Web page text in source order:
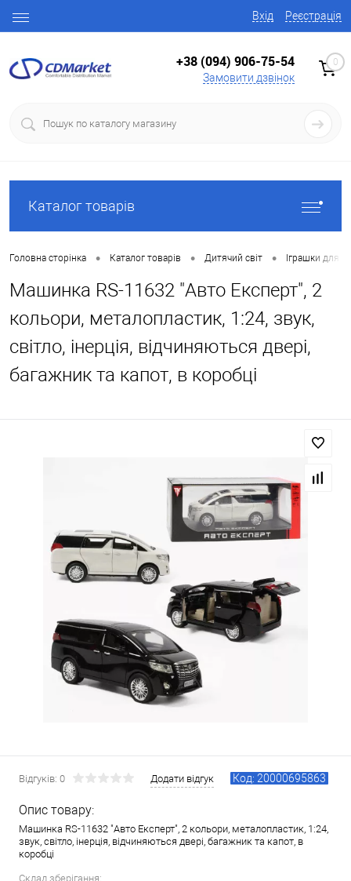
Вхід Реєстрація
+38 (094) 906-75-54
Замовити дзвінок
0
Каталог товарів
Головна сторінка • Каталог товарів • Дитячий світ • Іграшки для
Машинка RS-11632 "Авто Експерт", 2
кольори, металопластик, 1:24, звук,
світло, інерція, відчиняються двері,
багажник та капот, в коробці
Відгуків: 0 Додати відгук Код: 20000695863
Опис товару:
Машинка RS-11632 "Авто Експерт", 2 кольори, металопластик, 1:24,
звук, світло, інерція, відчиняються двері, багажник та капот, в
коробці
Склад зберігання: